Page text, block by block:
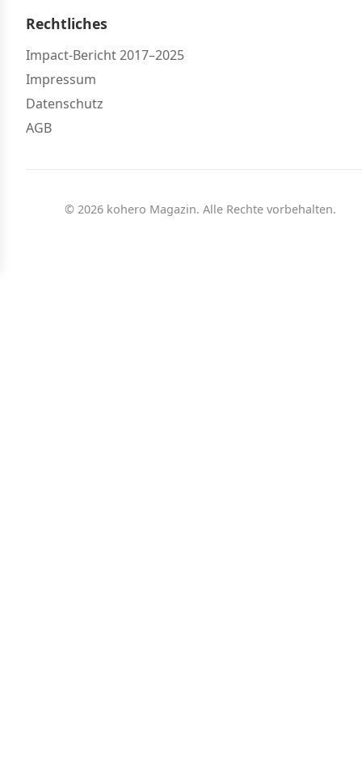
Rechtliches
Impact-Bericht 2017–2025
Impressum
Datenschutz
AGB
© 2026 kohero Magazin. Alle Rechte vorbehalten.